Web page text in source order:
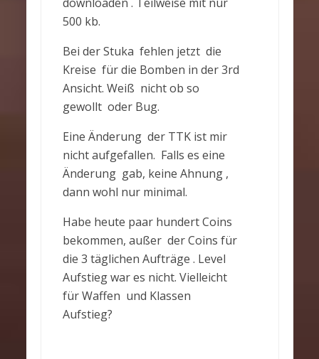
500 kb.
Bei der Stuka fehlen jetzt die
Kreise für die Bomben in der 3rd
Ansicht. Weiß nicht ob so
gewollt oder Bug.
Eine Änderung der TTK ist mir
nicht aufgefallen. Falls es eine
Änderung gab, keine Ahnung ,
dann wohl nur minimal.
Habe heute paar hundert Coins
bekommen, außer der Coins für
die 3 täglichen Aufträge . Level
Aufstieg war es nicht. Vielleicht
für Waffen und Klassen
Aufstieg?